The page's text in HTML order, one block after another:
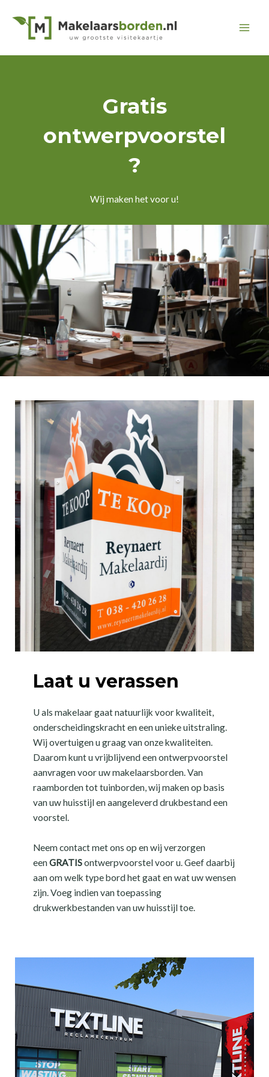
naar
Gratis
ontwerpvoorstel
?
Wij maken het voor u!
Laat u verassen
U als makelaar gaat natuurlijk voor kwaliteit,
onderscheidingskracht en een unieke uitstraling.
Wij overtuigen u graag van onze kwaliteiten.
Daarom kunt u vrijblijvend een ontwerpvoorstel
aanvragen voor uw makelaarsborden. Van
raamborden tot tuinborden, wij maken op basis
van uw huisstijl en aangeleverd drukbestand een
voorstel.
Neem contact met ons op en wij verzorgen
eenGRATISontwerpvoorstel voor u. Geef daarbij
aan om welk type bord het gaat en wat uw wensen
zijn. Voeg indien van toepassing
drukwerkbestanden van uw huisstijl toe.